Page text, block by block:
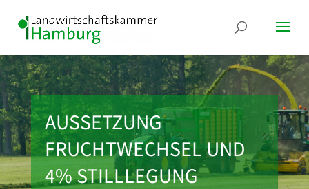
AUSSETZUNG
FRUCHTWECHSEL UND
4% STILLLEGUNG